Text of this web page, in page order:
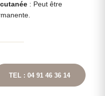
: Peut être
TEL : 04 91 46 36 14